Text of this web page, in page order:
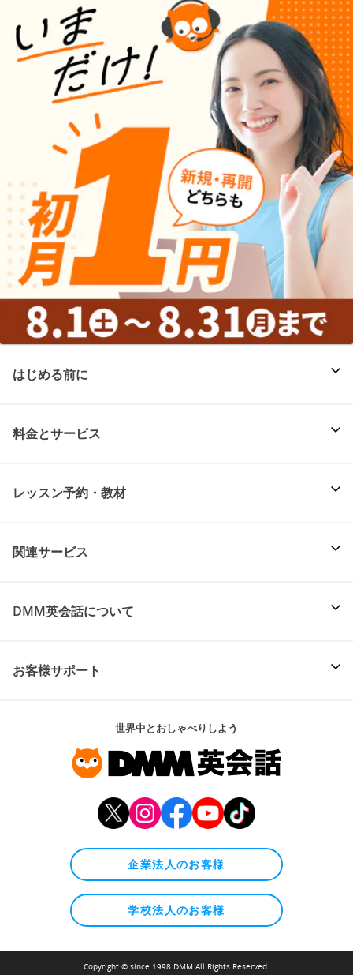
はじめる前に
料金とサービス
レッスン予約・教材
関連サービス
DMM英会話について
お客様サポート
世界中とおしゃべりしよう
企業法人のお客様
学校法人のお客様
Copyright © since 1998 DMM All Rights Reserved.